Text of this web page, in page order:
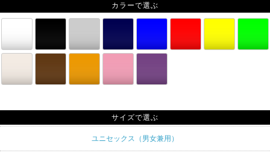
カラーで選ぶ
サイズで選ぶ
ユニセックス（男女兼用）